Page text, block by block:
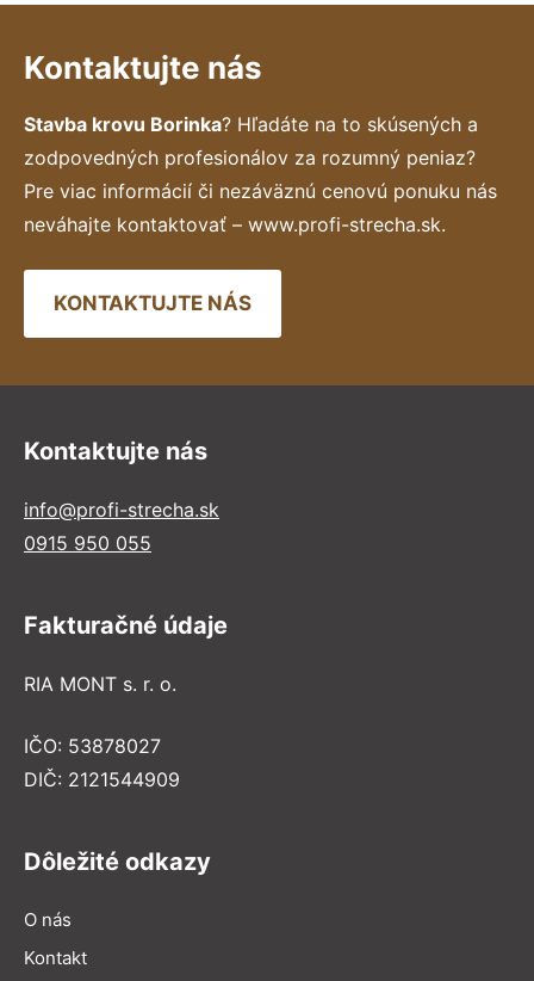
Kontaktujte nás
Stavba krovu Borinka? Hľadáte na to skúsených a
zodpovedných profesionálov za rozumný peniaz?
Pre viac informácií či nezáväznú cenovú ponuku nás
neváhajte kontaktovať – www.profi-strecha.sk.
KONTAKTUJTE NÁS
Kontaktujte nás
info@profi-strecha.sk
0915 950 055
Fakturačné údaje
RIA MONT s. r. o.
IČO: 53878027
DIČ: 2121544909
Dôležité odkazy
O nás
Kontakt